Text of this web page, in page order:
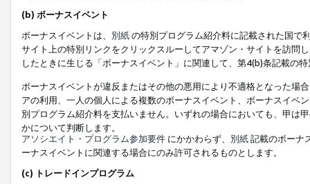
(b) ボーナスイベント
ボーナスイベントは、 別紙の特別プログラム紹介料に記載された国で
サイト上の特別リンクをクリックスルーしてアマゾン・サイトを訪問
したときに生じる「ボーナスイベント」に関連して、第4(b)条記載の
ボーナスイベントが違反またはその他の悪用により不適格となった場
アの利用、一人の個人による複数のボーナスイベント、ボーナスイベ
別プログラム紹介料を支払いません。いずれの場合においても、甲は
かについて判断します。
アソシエイト・プログラム参加要件 にかかわらず、 別紙記載のボーナ
ーナスイベントに関連する場合にのみ許可されるものとします。
(c) トレードインプログラム